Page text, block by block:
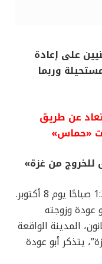
على إعادة
وربما
عن طريق
«حماس»
للخروج من غزة»
جاءت المكالمة الأولى في الساعة 1:30 صباحًا يوم 8 أكتوبر.
عودة وزوجته
المدينة الواقعة
يتذكر أبو عودة